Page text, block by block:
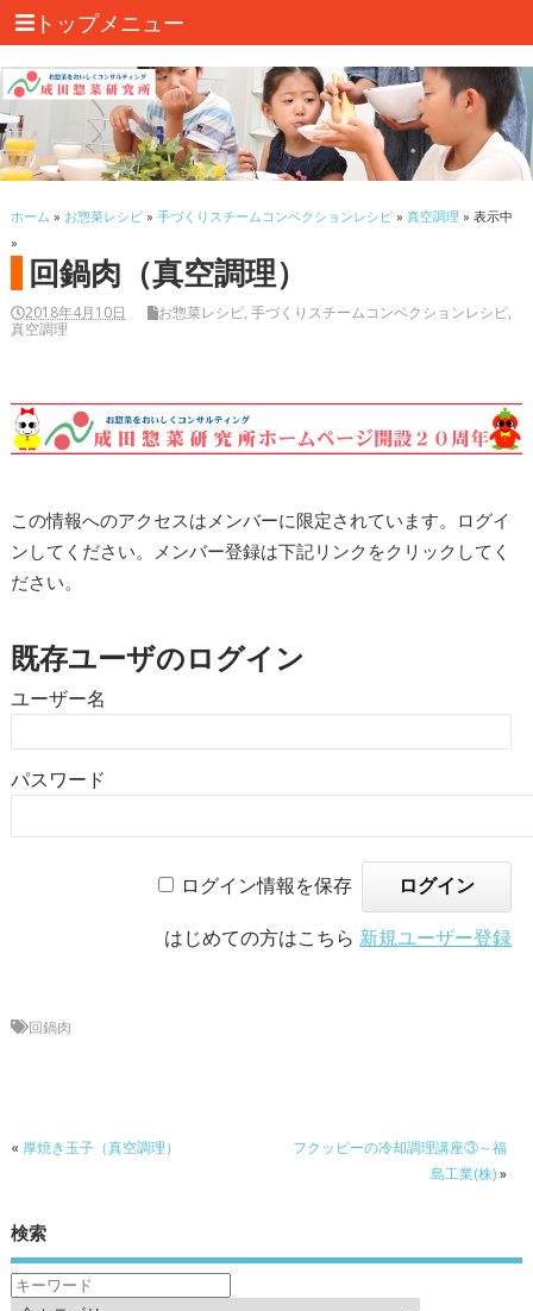
トップメニュー
ホーム » お惣菜レシピ» 手づくりスチームコンベクションレシピ» 真空調理 » 表示中
»
回鍋肉（真空調理）
2018年4月10日 お惣菜レシピ, 手づくりスチームコンベクションレシピ,
真空調理
この情報へのアクセスはメンバーに限定されています。ログイ
ンしてください。メンバー登録は下記リンクをクリックしてく
ださい。
既存ユーザのログイン
ユーザー名
パスワード
ログイン情報を保存
はじめての方はこちら 新規ユーザー登録
回鍋肉
« 厚焼き玉子（真空調理）
フクッピーの冷却調理講座③～福
島工業(株)»
検索